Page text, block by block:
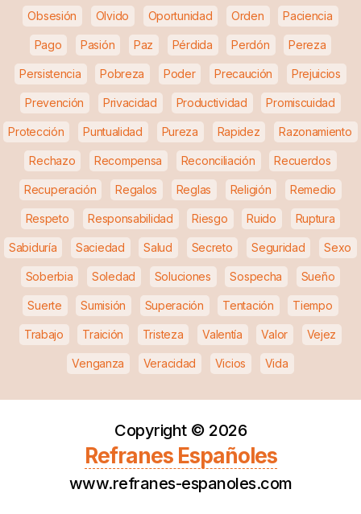
Obsesión Olvido Oportunidad Orden Paciencia
Pago Pasión Paz Pérdida Perdón Pereza
Persistencia Pobreza Poder Precaución Prejuicios
Prevención Privacidad Productividad Promiscuidad
Protección Puntualidad Pureza Rapidez Razonamiento
Rechazo Recompensa Reconciliación Recuerdos
Recuperación Regalos Reglas Religión Remedio
Respeto Responsabilidad Riesgo Ruido Ruptura
Sabiduría Saciedad Salud Secreto Seguridad Sexo
Soberbia Soledad Soluciones Sospecha Sueño
Suerte Sumisión Superación Tentación Tiempo
Trabajo Traición Tristeza Valentía Valor Vejez
Venganza Veracidad Vicios Vida
Copyright © 2026
Refranes Españoles
www.refranes-espanoles.com